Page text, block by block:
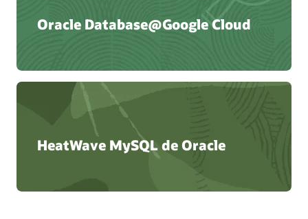
Oracle Database@Google Cloud
HeatWave MySQL de Oracle